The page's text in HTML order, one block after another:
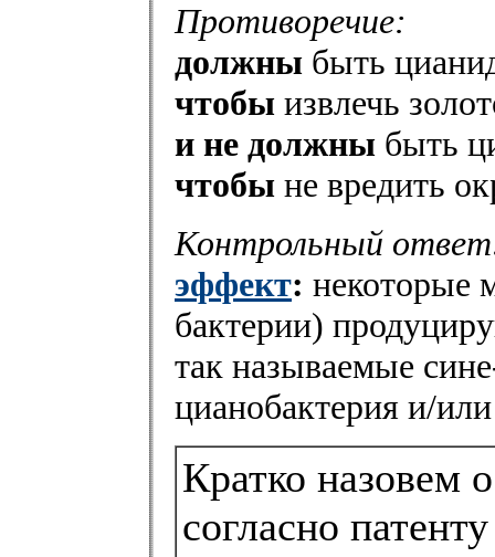
Противоречие:
должны быть
чтобы извлечь
и не должны быть
чтобы не вредить
Контрольный ответ
эффект: некоторые
бактерии)
так называемые
цианобактерия и/
Кратко назовем
согласно